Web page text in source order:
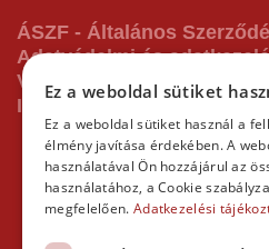
ÁSZF - Általános
Adatvédelmi és
Vásárlás előtti tájékoztató
Impresszum
A pályafoglalást,
termékeinket,
Ez a weboldal sütiket
Ez a weboldal sütiket használ a
élmény javítása érdekében. A
használatával Ön hozzájárul az
használatához, a Cookie
megfelelően. Adatkezelési